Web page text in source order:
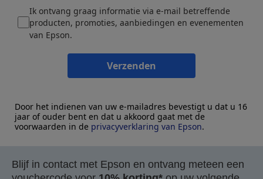
Ik ontvang graag informatie via e-mail betreffende
producten, promoties, aanbiedingen en evenementen
van Epson.
Verzenden
Door het indienen van uw e-mailadres bevestigt u dat u 16
jaar of ouder bent en dat u akkoord gaat met de
voorwaarden in de privacyverklaring van Epson.
Blijf in contact met Epson en ontvang meteen een